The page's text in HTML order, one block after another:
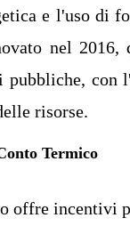
e l'uso di
nel 2016,
pubbliche, con
risorse.
Termico
offre incentivi